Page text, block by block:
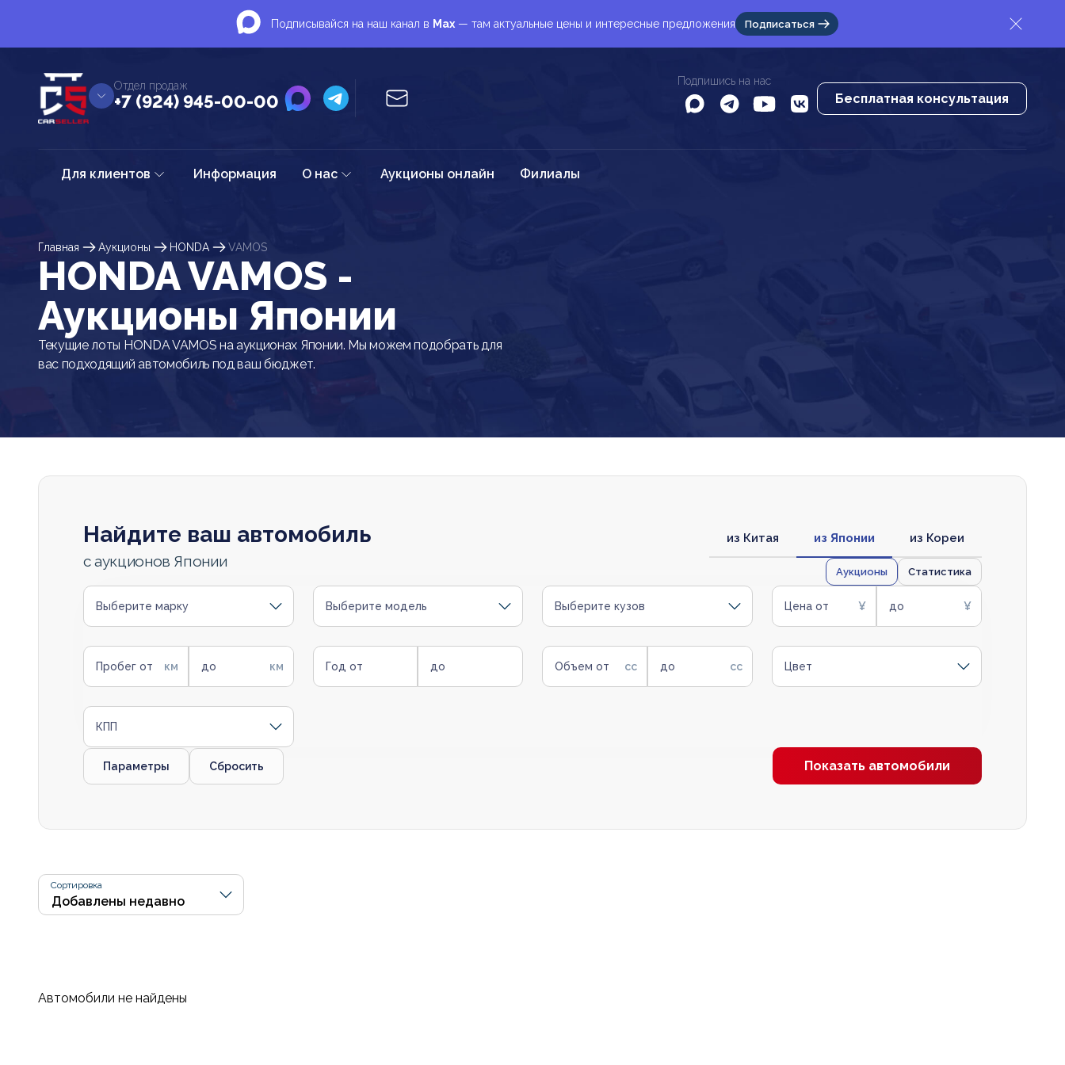
Подписывайся на наш канал в Max — там актуальные цены и интересные предложения Подписаться
Отдел продаж
+7 (924) 945-00-00
Подпишись на нас
Бесплатная консультация
Для клиентов Информация О нас Аукционы онлайн Филиалы
Главная Аукционы HONDA VAMOS
HONDA VAMOS -
Аукционы Японии
Текущие лоты HONDA VAMOS на аукционах Японии. Мы можем подобрать для
вас подходящий автомобиль под ваш бюджет.
Найдите ваш автомобиль
с аукционов Японии
из Китая из Японии из Кореи
Аукционы Статистика
Выберите марку Выберите модель Выберите кузов Цена от до
Пробег от до Год от до Объем от до Цвет
КПП
Параметры Сбросить Показать автомобили
Сортировка
Автомобили не найдены